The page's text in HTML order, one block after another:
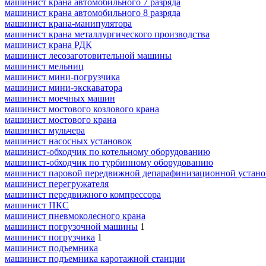
машинист крана автомобильного 8 разряда
машинист крана-манипулятора
машинист крана металлургического производства
машинист крана РДК
машинист лесозаготовительной машины
машинист мельниц
машинист мини-погрузчика
машинист мини-экскаватора
машинист моечных машин
машинист мостового козлового крана
машинист мостового крана
машинист мульчера
машинист насосных установок
машинист-обходчик по котельному оборудованию
машинист-обходчик по турбинному оборудованию
машинист паровой передвижной депарафинизационной
машинист перегружателя
машинист передвижного компрессора
машинист ПКС
машинист пневмоколесного крана
машинист погрузочной машины 1
машинист погрузчика 1
машинист подъемника
машинист подъемника каротажной станции